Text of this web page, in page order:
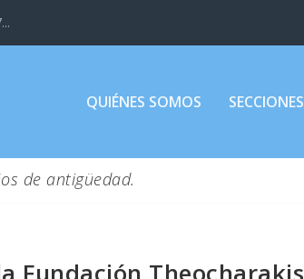
QUIÉNES SOMOS SECCIONES
de antigüedad.